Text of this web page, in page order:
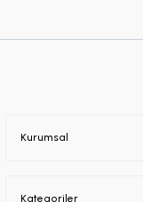
Kurumsal
Kategoriler